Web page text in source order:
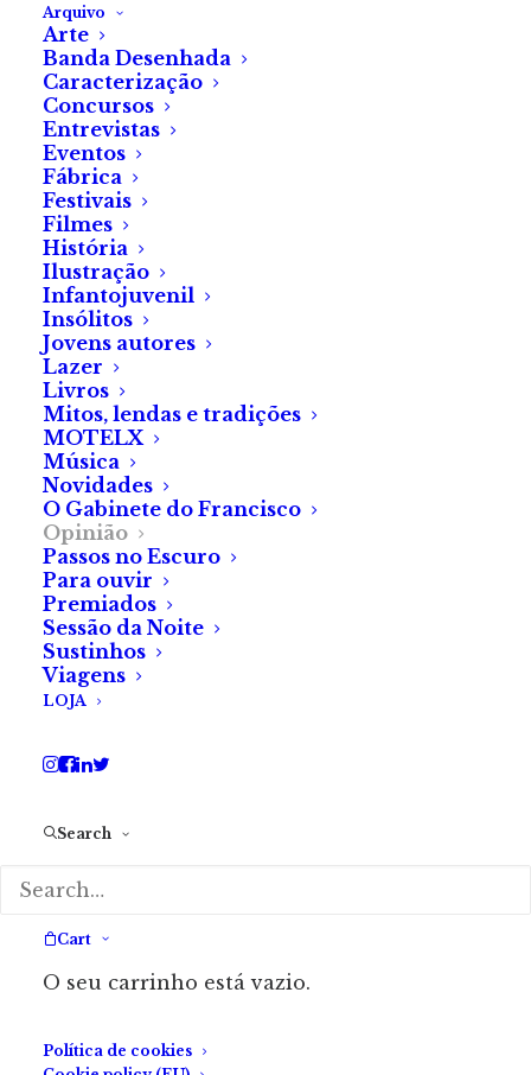
Arquivo
Arte
Banda Desenhada
Caracterização
Concursos
Entrevistas
Eventos
Fábrica
Festivais
Filmes
História
Ilustração
Infantojuvenil
Insólitos
Jovens autores
Lazer
Livros
Mitos, lendas e tradições
MOTELX
Música
Novidades
O Gabinete do Francisco
Opinião
Passos no Escuro
Para ouvir
Premiados
Sessão da Noite
Sustinhos
Viagens
LOJA
Search
Cart
O seu carrinho está vazio.
Política de cookies
Martina Mendes